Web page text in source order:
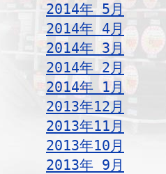
2014年 5月
2014年 4月
2014年 3月
2014年 2月
2014年 1月
2013年12月
2013年11月
2013年10月
2013年 9月